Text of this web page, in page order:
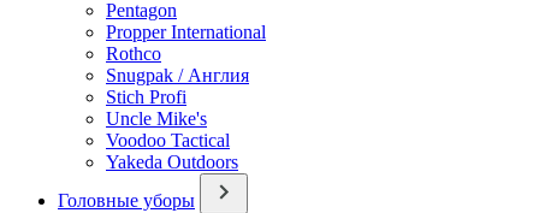
Pentagon
Propper International
Rothco
Snugpak / Англия
Stich Profi
Uncle Mike's
Voodoo Tactical
Yakeda Outdoors
Головные уборы